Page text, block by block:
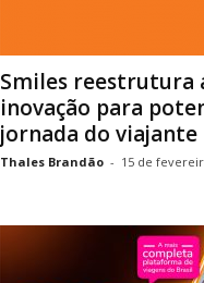
Smiles reestrutura
inovação para
jornada do viajante
Thales Brandão - 15 de